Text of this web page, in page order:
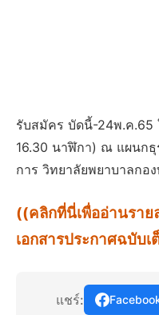
รับสมัคร บัดนี้-24พ.ค.65
16.30 นาฬิกา) ณ แผนกธุ
การ วิทยาลัยพยาบาลกอ
((คลิกที่นี่เพื่ออ่านราย
เอกสารประกาศฉบับเ
แชร์: